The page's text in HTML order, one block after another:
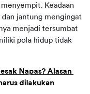
Keadaan
dan jantung mengingat
menjadi tersumbat
pola hidup tidak
Napas? Alasan
dilakukan